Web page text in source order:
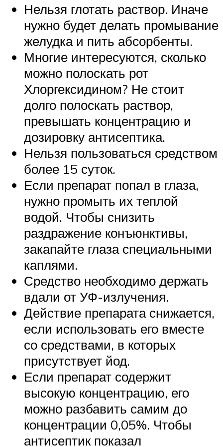
Нельзя глотать раствор. Иначе
нужно будет делать промывание
желудка и пить абсорбенты.
Многие интересуются, сколько
можно полоскать рот
Хлоргексидином? Не стоит
долго полоскать раствор,
превышать концентрацию и
дозировку антисептика.
Нельзя пользоваться средством
более 15 суток.
Если препарат попал в глаза,
нужно промыть их теплой
водой. Чтобы снизить
раздражение конъюнктивы,
закапайте глаза специальными
каплями.
Средство необходимо держать
вдали от УФ-излучения.
Действие препарата снижается,
если использовать его вместе
со средствами, в которых
присутствует йод.
Если препарат содержит
высокую концентрацию, его
можно разбавить самим до
концентрации 0,05%. Чтобы
антисептик показал